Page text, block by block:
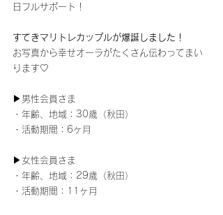
日フルサポート！
すてきマリトレカップルが爆誕しました！
お写真から幸せオーラがたくさん伝わってまい
ります♡
▶男性会員さま
・年齢、地域：30歳（秋田）
・活動期間：6ヶ月
▶女性会員さま
・年齢、地域：29歳（秋田）
・活動期間：11ヶ月